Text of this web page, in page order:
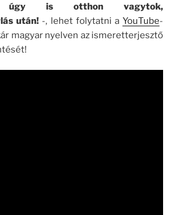
úgy is otthon vagytok,
után! -, lehet folytatni aYouTube-
magyar nyelven az ismeretterjesztő